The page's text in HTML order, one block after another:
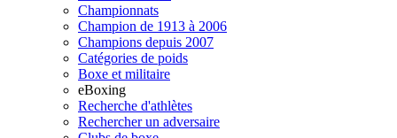
Championnats
Champion de 1913 à 2006
Champions depuis 2007
Catégories de poids
Boxe et militaire
eBoxing
Recherche d'athlètes
Rechercher un adversaire